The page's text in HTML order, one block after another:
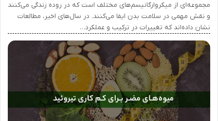
مجموعه‌ای از میکروارگانیسم‌های مختلف است که در روده زندگی می‌کنند
و نقش مهمی در سلامت بدن ایفا می‌کنند. در سال‌های اخیر، مطالعات
نشان داده‌اند که تغییرات در ترکیب و عملکرد…